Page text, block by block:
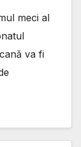
meci al
va fi